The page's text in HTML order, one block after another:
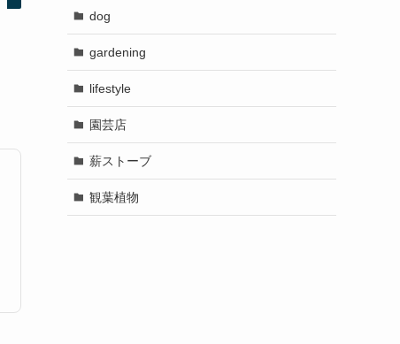
dog
gardening
lifestyle
園芸店
薪ストーブ
観葉植物